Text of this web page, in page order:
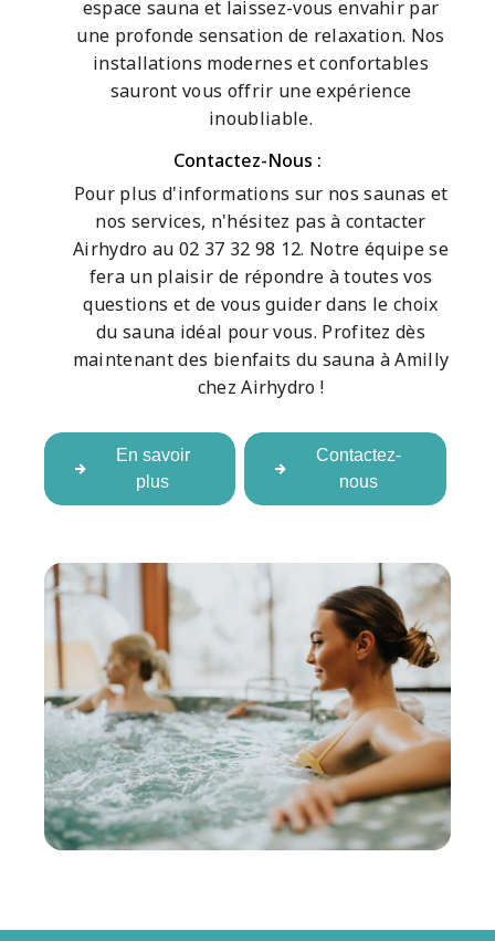
espace sauna et laissez-vous envahir par
une profonde sensation de relaxation. Nos
installations modernes et confortables
sauront vous offrir une expérience
inoubliable.
Contactez-Nous :
Pour plus d'informations sur nos saunas et
nos services, n'hésitez pas à contacter
Airhydro au 02 37 32 98 12. Notre équipe se
fera un plaisir de répondre à toutes vos
questions et de vous guider dans le choix
du sauna idéal pour vous. Profitez dès
maintenant des bienfaits du sauna à Amilly
chez Airhydro !
En savoir
plus
Contactez-
nous